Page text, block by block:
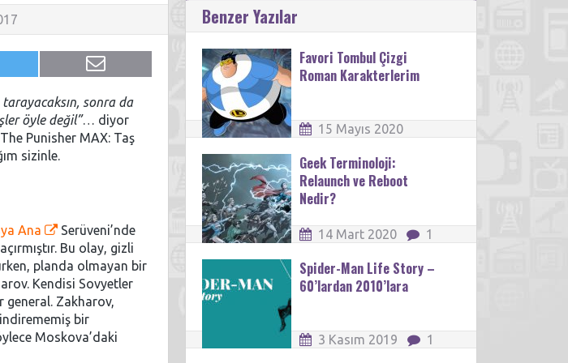
sonra da
öyle değil”… diyor
Punisher MAX: Taş
sizinle.
Ana
Serüveni’nde
Bu olay, gizli
planda olmayan bir
Kendisi Sovyetler
general. Zakharov,
bir
Moskova’daki
Benzer Yazılar
Favori Tombul Çizgi
Roman Karakterlerim
15 Mayıs 2020
Geek Terminoloji:
Relaunch ve Reboot
Nedir?
14 Mart 2020 1
Spider-Man Life Story –
60’lardan 2010’lara
3 Kasım 2019 1